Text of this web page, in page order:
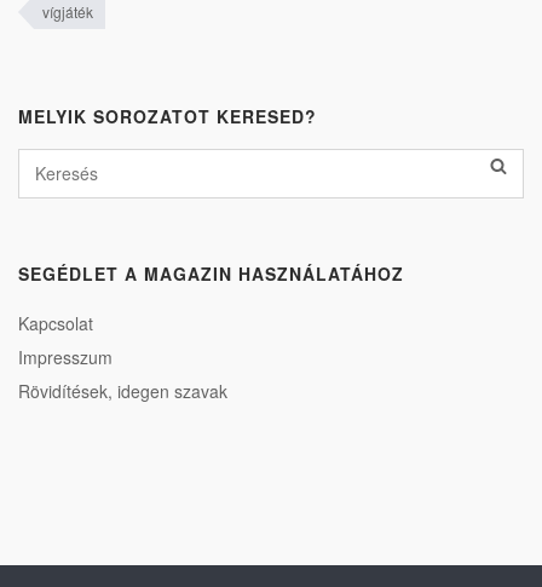
vígjáték
MELYIK SOROZATOT KERESED?
SEGÉDLET A MAGAZIN HASZNÁLATÁHOZ
Kapcsolat
Impresszum
Rövidítések, idegen szavak